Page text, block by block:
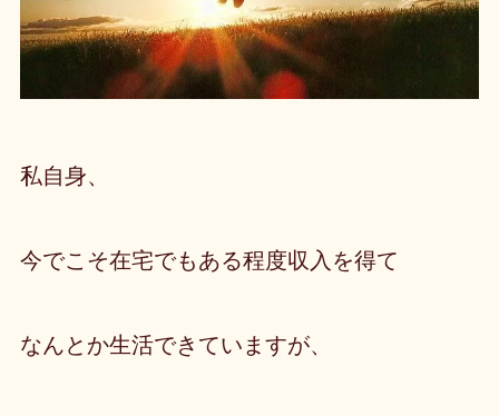
私自身、
今でこそ在宅でもある程度収入を得て
なんとか生活できていますが、